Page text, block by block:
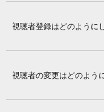
視聴者登録はどのように
視聴者の変更はどのよう